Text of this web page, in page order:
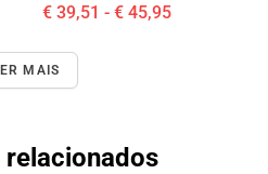
€ 39,51 - € 45,95
MAIS